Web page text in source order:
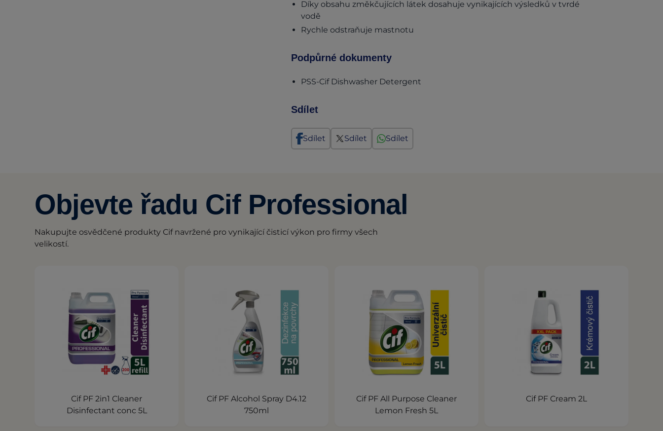
Díky obsahu změkčujících látek dosahuje vynikajících výsledků v tvrdé
vodě
Rychle odstraňuje mastnotu
Podpůrné dokumenty
PSS-Cif Dishwasher Detergent
Sdílet
Sdílet Sdílet Sdílet
Objevte řadu Cif Professional
Nakupujte osvědčené produkty Cif navržené pro vynikající čisticí výkon pro firmy všech
velikostí.
Cif PF 2in1 Cleaner
Disinfectant conc 5L
Cif PF Alcohol Spray D4.12
750ml
Cif PF All Purpose Cleaner
Lemon Fresh 5L
Cif PF Cream 2L